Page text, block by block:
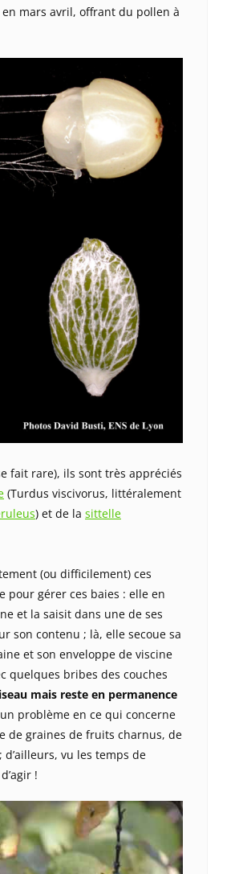
mars avril, offrant du pollen à
fait rare), ils sont très appréciés
(Turdus viscivorus, littéralement
) et de la sittelle
(ou difficilement) ces
pour gérer ces baies : elle en
et la saisit dans une de ses
son contenu ; là, elle secoue sa
et son enveloppe de viscine
quelques bribes des couches
mais reste en permanence
problème en ce qui concerne
de graines de fruits charnus, de
vu les temps de
!